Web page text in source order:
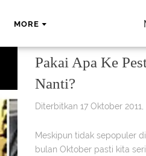
MORE
Pakai Apa Ke
Nanti?
Diterbitkan 17 Oktober
Meskipun tidak sepopuler
bulan Oktober pasti kita